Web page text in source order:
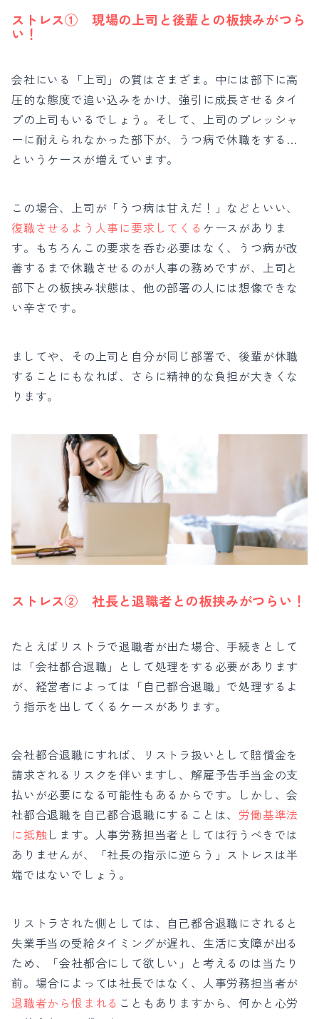
ストレス① 現場の上司と後輩との板挟みがつら
い！
会社にいる「上司」の質はさまざま。中には部下に高
圧的な態度で追い込みをかけ、強引に成長させるタイ
プの上司もいるでしょう。そして、上司のプレッシャ
ーに耐えられなかった部下が、うつ病で休職をする…
というケースが増えています。
この場合、上司が「うつ病は甘えだ！」などといい、
復職させるよう人事に要求してくる ケースがありま
す。もちろんこの要求を呑む必要はなく、うつ病が改
善するまで休職させるのが人事の務めですが、上司と
部下との板挟み状態は、他の部署の人には想像できな
い辛さです。
ましてや、その上司と自分が同じ部署で、後輩が休職
することにもなれば、さらに精神的な負担が大きくな
ります。
ストレス② 社長と退職者との板挟みがつらい！
たとえばリストラで退職者が出た場合、手続きとして
は「会社都合退職」として処理をする必要があります
が、経営者によっては「自己都合退職」で処理するよ
う指示を出してくるケースがあります。
会社都合退職にすれば、リストラ扱いとして賠償金を
請求されるリスクを伴いますし、解雇予告手当金の支
払いが必要になる可能性もあるからです。しかし、会
社都合退職を自己都合退職にすることは、 労働基準法
に抵触 します。人事労務担当者としては行うべきでは
ありませんが、「社長の指示に逆らう」ストレスは半
端ではないでしょう。
リストラされた側としては、自己都合退職にされると
失業手当の受給タイミングが遅れ、生活に支障が出る
ため、「会社都合にして欲しい」と考えるのは当たり
前。 場合によっては社長ではなく、人事労務担当者が
退職者から恨まれる こともありますから、何かと心労